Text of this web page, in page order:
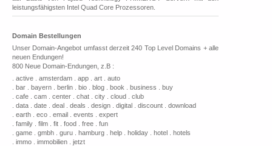
leistungsfähigsten Intel Quad Core Prozessoren.
Domain Bestellungen
Unser Domain-Angebot umfasst derzeit 240 Top Level Domains + alle
neuen Endungen!
800 Neue Domain-Endungen, z.B :
. active . amsterdam . app . art . auto
. bar . bayern . berlin . bio . blog . book . business . buy
. cafe . cam . center . chat . city . cloud . club
. data . date . deal . deals . design . digital . discount . download
. earth . eco . email . events . expert
. family . film . fit . food . free . fun
. game . gmbh . guru . hamburg . help . holiday . hotel . hotels
. immo . immobilien . jetzt